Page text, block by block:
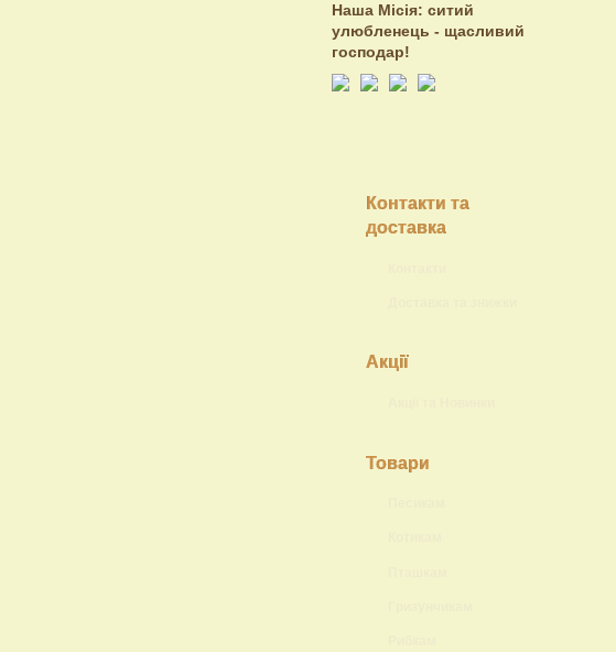
Наша Місія: ситий
улюбленець - щасливий
господар!
Контакти та
доставка
Акції
Товари